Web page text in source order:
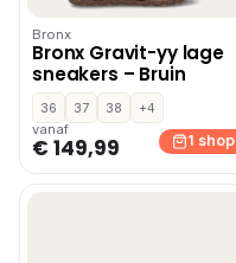
Bronx
Bronx Gravit-yy lage
sneakers – Bruin
36 37 38
+4
vanaf
€ 149,99 1 shop